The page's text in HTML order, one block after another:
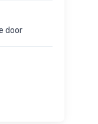
door